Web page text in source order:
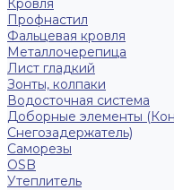
Кровля
Профнастил
Фальцевая кровля
Металлочерепица
Лист гладкий
Зонты, колпаки
Водосточная система
Доборные элементы
Снегозадержатель)
Саморезы
ОSB
Утеплитель